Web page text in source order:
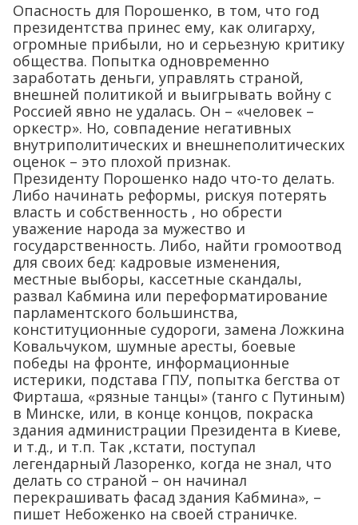
Опасность для Порошенко, в том, что год
президентства принес ему, как олигарху,
огромные прибыли, но и серьезную критику
общества. Попытка одновременно
заработать деньги, управлять страной,
внешней политикой и выигрывать войну с
Россией явно не удалась. Он – «человек –
оркестр». Но, совпадение негативных
внутриполитических и внешнеполитических
оценок – это плохой признак.
Президенту Порошенко надо что-то делать.
Либо начинать реформы, рискуя потерять
власть и собственность , но обрести
уважение народа за мужество и
государственность. Либо, найти громоотвод
для своих бед: кадровые изменения,
местные выборы, кассетные скандалы,
развал Кабмина или переформатирование
парламентского большинства,
конституционные судороги, замена Ложкина
Ковальчуком, шумные аресты, боевые
победы на фронте, информационные
истерики, подстава ГПУ, попытка бегства от
Фирташа, «рязные танцы» (танго с Путиным)
в Минске, или, в конце концов, покраска
здания администрации Президента в Киеве,
и т.д., и т.п. Так ,кстати, поступал
легендарный Лазоренко, когда не знал, что
делать со страной – он начинал
перекрашивать фасад здания Кабмина», –
пишет Небоженко на своей страничке.